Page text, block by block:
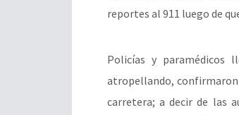
reportes al 911 luego de
Policías y paramédicos
atropellando, confirmaron
carretera; a decir de las